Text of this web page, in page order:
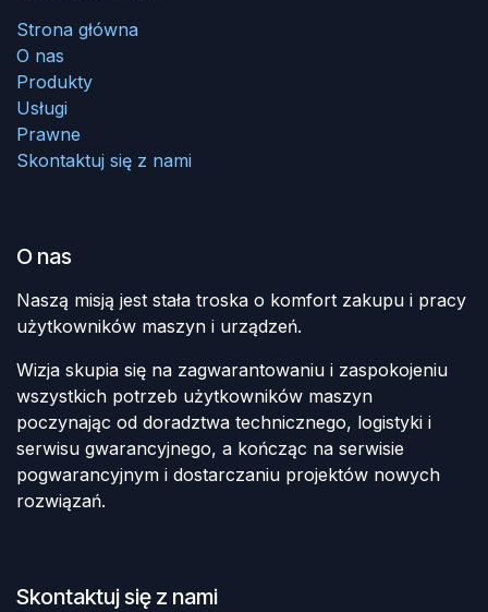
Strona główna
O nas
Produkty
Usługi
Prawne
Skontaktuj się z nami
O nas
Naszą misją jest stała troska o komfort zakupu i pracy
użytkowników maszyn i urządzeń.
Wizja skupia się na zagwarantowaniu i zaspokojeniu
wszystkich potrzeb użytkowników maszyn
poczynając od doradztwa technicznego, logistyki i
serwisu gwarancyjnego, a kończąc na serwisie
pogwarancyjnym i dostarczaniu projektów nowych
rozwiązań.
Skontaktuj się z nami